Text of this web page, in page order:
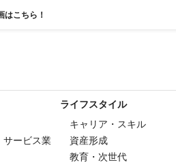
はこちら！
サービス業
ライフスタイル
キャリア・スキル
資産形成
教育・次世代